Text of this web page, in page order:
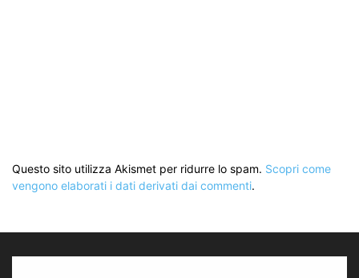
Questo sito utilizza Akismet per ridurre lo spam. Scopri come
vengono elaborati i dati derivati dai commenti.